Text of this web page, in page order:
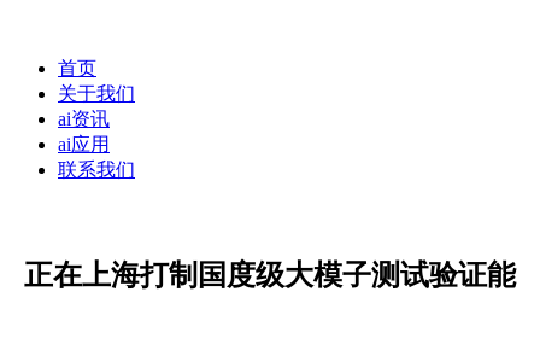
首页
关于我们
ai资讯
ai应用
联系我们
正在上海打制国度级大模子测试验证能